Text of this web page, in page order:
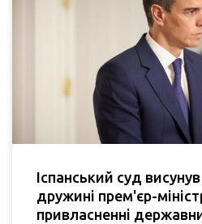
Іспанський суд
дружині прем'єр-
привласненні